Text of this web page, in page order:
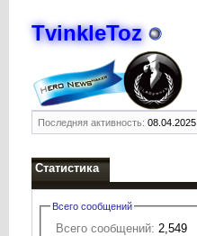
TvinkleToz
Последняя активность: 08.04.2025
Статистика
Всего сообщений
Всего сообщений: 2,549